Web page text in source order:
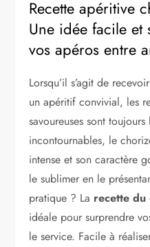
Recette apéritive
Une idée facile et
vos apéros entre
Lorsqu’il s’agit de
un apéritif convivial, les
savoureuses sont
incontournables, le
intense et son caractère
le sublimer en le
pratique ? La recette du
idéale pour surprendre
le service. Facile à